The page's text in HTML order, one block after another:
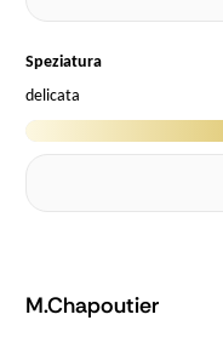
Speziatura
delicata
M.Chapoutier